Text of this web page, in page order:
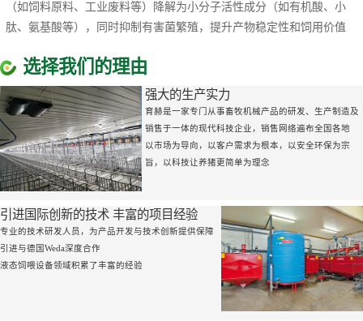
（如饲料原料、工业废料等）降解为小分子活性成分（如有机酸、小
肽、氨基酸等），同时抑制有害菌繁殖，提升产物稳定性和饲用价值‌
选择我们的理由
强大的生产实力
育赫是一家专门从事畜牧机械产品的研发、生产制造及
销售于一体的现代科技企业，销售网络遍布全国各地
以市场为导向，以客户需求为根本，以安全环保为宗
旨，以科技让养猪更简单为理念
引进国际创新的技术 丰富的项目经验
专业的技术研发人员，为产品开发与技术创新提供保障
引进与德国Weda深度合作
液态饲喂设备领域积累了丰富的经验